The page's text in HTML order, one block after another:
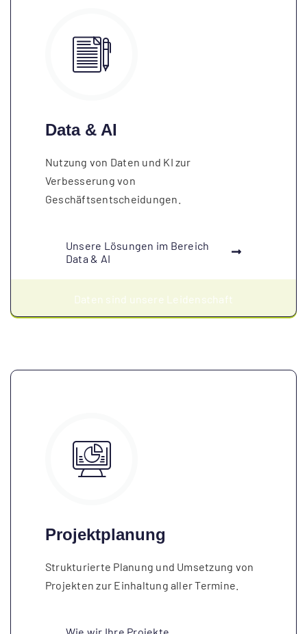
Data & AI
Nutzung von Daten und KI zur
Verbesserung von
Geschäftsentscheidungen.
Unsere Lösungen im Bereich
Data & AI
Daten sind unsere Leidenschaft
Projektplanung
Strukturierte Planung und Umsetzung von
Projekten zur Einhaltung aller Termine.